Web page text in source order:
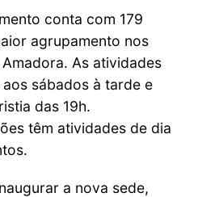
conta com 179
agrupamento nos
As atividades
sábados à tarde e
das 19h.
têm atividades de dia
a nova sede,